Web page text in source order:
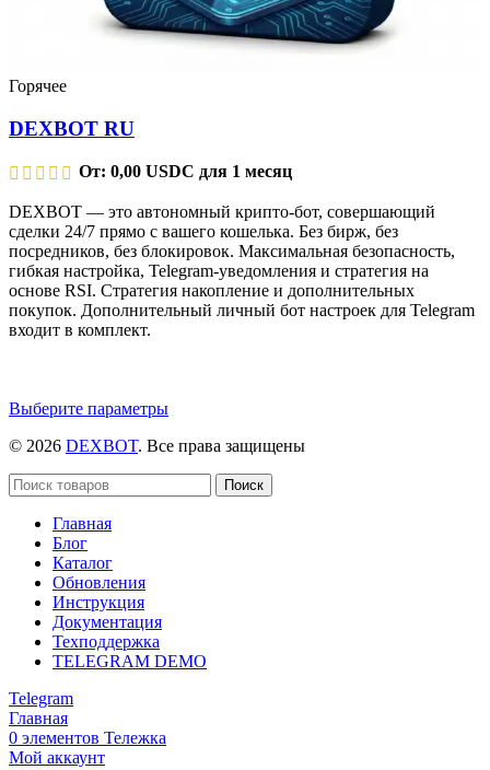
Горячее
DEXBOT RU
От: 0,00 USDC для 1 месяц
DEXBOT — это автономный крипто-бот, совершающий
сделки 24/7 прямо с вашего кошелька. Без бирж, без
посредников, без блокировок. Максимальная безопасность,
гибкая настройка, Telegram-уведомления и стратегия на
основе RSI. Стратегия накопление и дополнительных
покупок. Дополнительный личный бот настроек для Telegram
входит в комплект.
Выберите параметрыЭтот
имеет
вариаций.
© 2026 DEXBOT. Все права защищены
Поиск
Главная
Блог
Каталог
Обновления
Инструкция
Документация
Техподдержка
TELEGRAM DEMO
Telegram
Главная
0 элементов Тележка
Мой аккаунт